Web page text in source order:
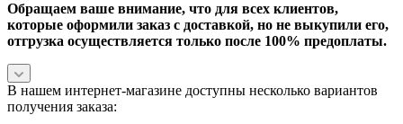
Обращаем ваше внимание, что для всех клиентов,
которые оформили заказ с доставкой, но не выкупили его,
отгрузка осуществляется только после 100% предоплаты.
В нашем интернет-магазине доступны несколько вариантов
получения заказа: